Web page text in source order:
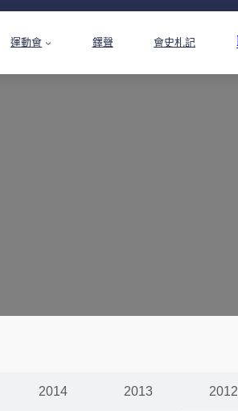
運動會 鐸聲 會史札記
2014 2013 2012